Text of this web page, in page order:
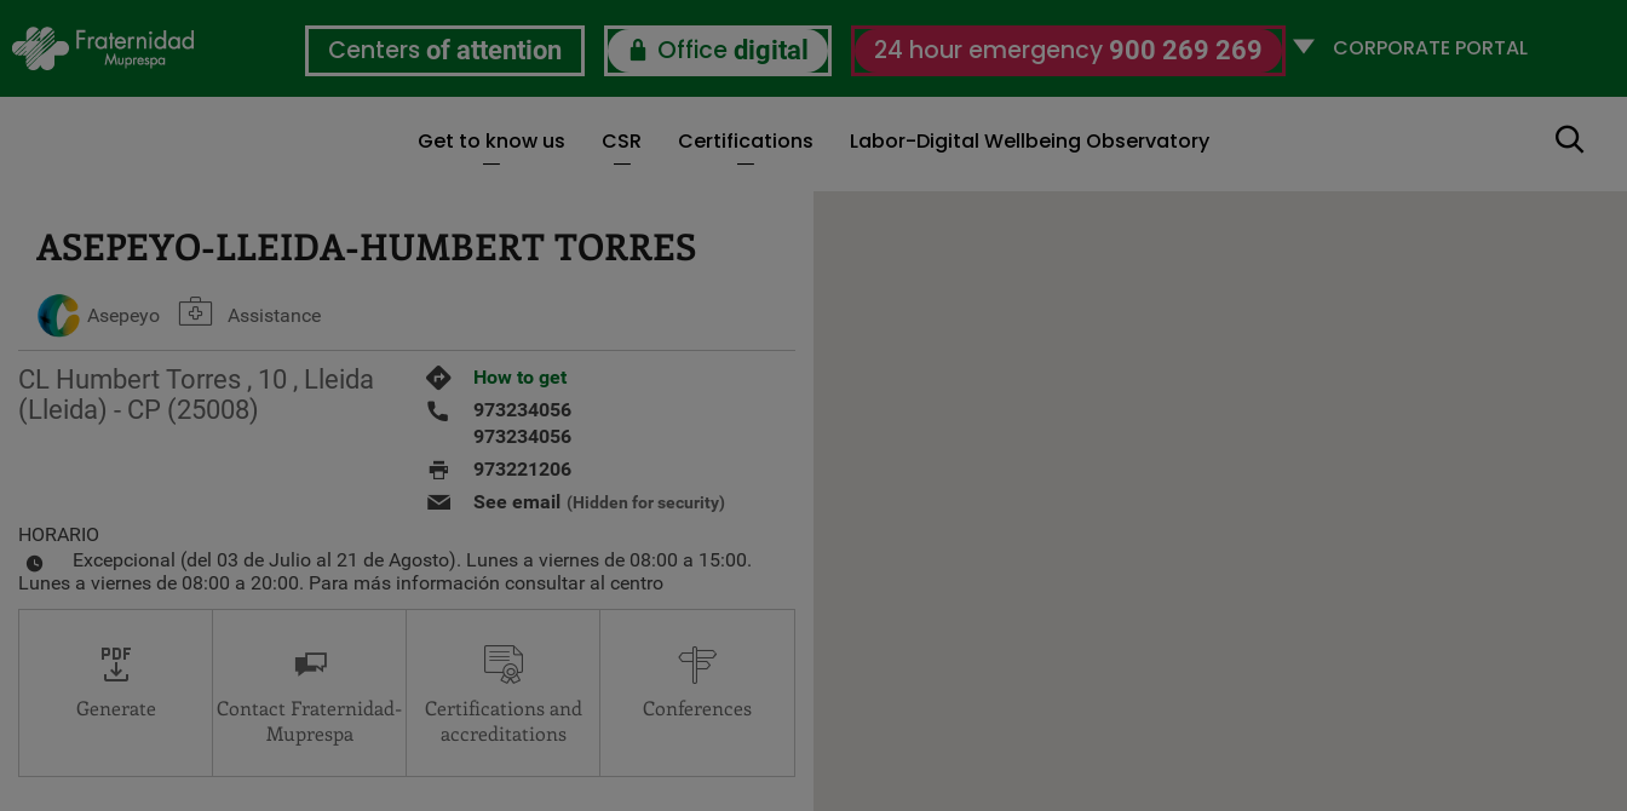
content
Centers of attention Office digital 24 hour emergency 900 269 269
Selecciona
Get to know us CSR Certifications Labor-Digital Wellbeing Observatory Search
ASEPEYO-LLEIDA-HUMBERT TORRES
Asepeyo Assistance
CL Humbert Torres , 10 , Lleida
(Lleida) - CP (25008)
How to get
973234056
973234056
973221206
See email (Hidden for security)
HORARIO
Excepcional (del 03 de Julio al 21 de Agosto). Lunes a viernes de 08:00 a 15:00.
Lunes a viernes de 08:00 a 20:00. Para más información consultar al centro
Generate
Contact Fraternidad-
Muprespa
Certifications and
accreditations
Conferences